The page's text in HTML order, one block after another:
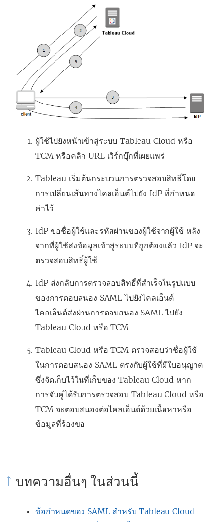
ผู้ใช้ไปยังหน้าเข้าสู่ระบบ Tableau Cloud หรือ
TCM หรือคลิก URL เวิร์กบุ๊กที่เผยแพร่
Tableau เริ่มต้นกระบวนการตรวจสอบสิทธิ์โดย
การเปลี่ยนเส้นทางไคลเอ็นต์ไปยัง IdP ที่กำหนด
ค่าไว้
IdP ขอชื่อผู้ใช้และรหัสผ่านของผู้ใช้จากผู้ใช้ หลัง
จากที่ผู้ใช้ส่งข้อมูลเข้าสู่ระบบที่ถูกต้องแล้ว IdP จะ
ตรวจสอบสิทธิ์ผู้ใช้
IdP ส่งกลับการตรวจสอบสิทธิ์ที่สำเร็จในรูปแบบ
ของการตอบสนอง SAML ไปยังไคลเอ็นต์
ไคลเอ็นต์ส่งผ่านการตอบสนอง SAML ไปยัง
Tableau Cloud หรือ TCM
Tableau Cloud หรือ TCM ตรวจสอบว่าชื่อผู้ใช้
ในการตอบสนอง SAML ตรงกับผู้ใช้ที่มีใบอนุญาต
ซึ่งจัดเก็บไว้ในที่เก็บของ Tableau Cloud หาก
การจับคู่ได้รับการตรวจสอบ Tableau Cloud หรือ
TCM จะตอบสนองต่อไคลเอ็นต์ด้วยเนื้อหาหรือ
ข้อมูลที่ร้องขอ
บทความอื่นๆ ในส่วนนี้
ข้อกำหนดของ SAML สำหรับ Tableau Cloud